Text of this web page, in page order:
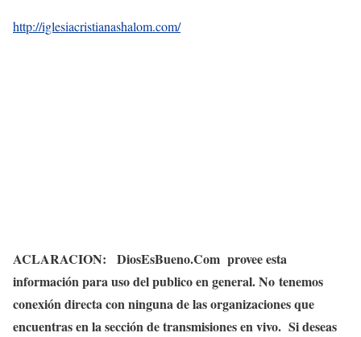
http://iglesiacristianashalom.com/
ACLARACION: DiosEsBueno.Com provee esta
información para uso del publico en general. No tenemos
conexión directa con ninguna de las organizaciones que
encuentras en la sección de transmisiones en vivo. Si deseas